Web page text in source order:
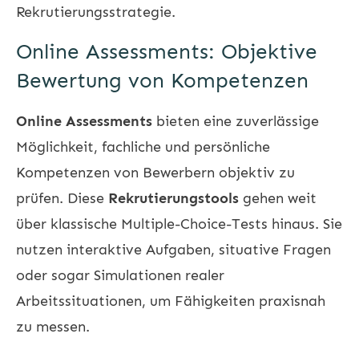
Rekrutierungsstrategie.
Online Assessments: Objektive
Bewertung von Kompetenzen
Online Assessments bieten eine zuverlässige
Möglichkeit, fachliche und persönliche
Kompetenzen von Bewerbern objektiv zu
prüfen. Diese Rekrutierungstools gehen weit
über klassische Multiple-Choice-Tests hinaus. Sie
nutzen interaktive Aufgaben, situative Fragen
oder sogar Simulationen realer
Arbeitssituationen, um Fähigkeiten praxisnah
zu messen.